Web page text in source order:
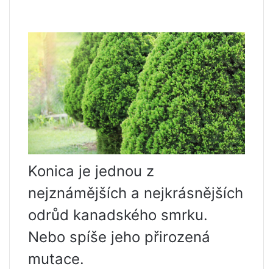
Konica je jednou z
nejznámějších a nejkrásnějších
odrůd kanadského smrku.
Nebo spíše jeho přirozená
mutace.